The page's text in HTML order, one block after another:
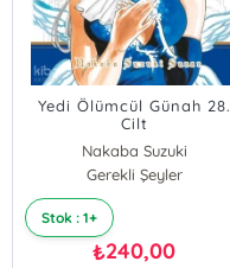
Yedi Ölümcül Günah 28.
Cilt
Nakaba Suzuki
Gerekli Şeyler
Stok : 1+
₺240,00